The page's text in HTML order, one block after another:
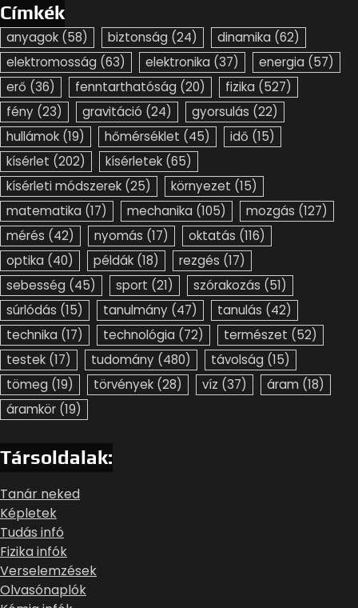
Címkék
anyagok (58) biztonság (24) dinamika (62)
elektromosság (63) elektronika (37) energia (57)
erő (36) fenntarthatóság (20) fizika (527)
fény (23) gravitáció (24) gyorsulás (22)
hullámok (19) hőmérséklet (45) idő (15)
kísérlet (202) kísérletek (65)
kísérleti módszerek (25) környezet (15)
matematika (17) mechanika (105) mozgás (127)
mérés (42) nyomás (17) oktatás (116)
optika (40) példák (18) rezgés (17)
sebesség (45) sport (21) szórakozás (51)
súrlódás (15) tanulmány (47) tanulás (42)
technika (17) technológia (72) természet (52)
testek (17) tudomány (480) távolság (15)
tömeg (19) törvények (28) víz (37) áram (18)
áramkör (19)
Társoldalak:
Tanár neked
Képletek
Tudás infó
Fizika infók
Verselemzések
Olvasónaplók